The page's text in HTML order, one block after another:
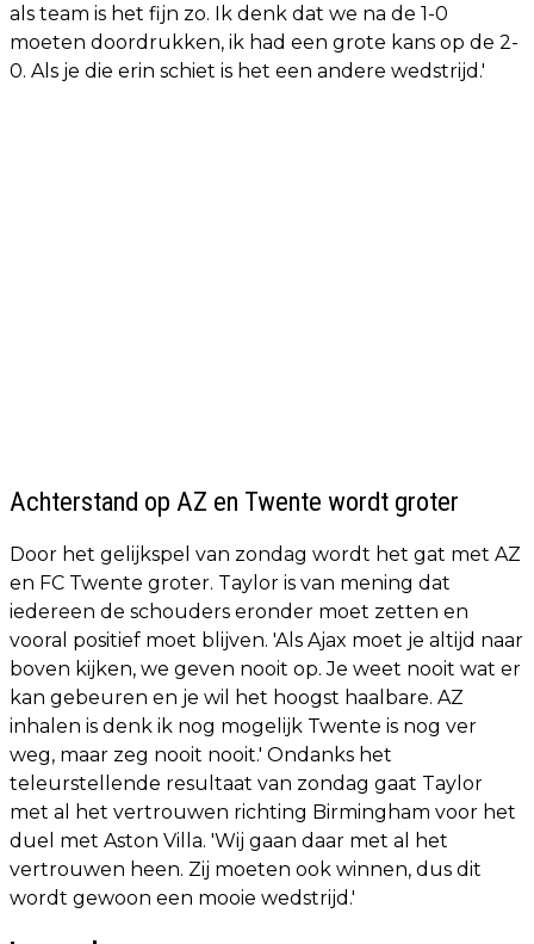
als team is het fijn zo. Ik denk dat we na de 1-0
moeten doordrukken, ik had een grote kans op de 2-
0. Als je die erin schiet is het een andere wedstrijd.'
Achterstand op AZ en Twente wordt groter
Door het gelijkspel van zondag wordt het gat met AZ
en FC Twente groter. Taylor is van mening dat
iedereen de schouders eronder moet zetten en
vooral positief moet blijven. 'Als Ajax moet je altijd naar
boven kijken, we geven nooit op. Je weet nooit wat er
kan gebeuren en je wil het hoogst haalbare. AZ
inhalen is denk ik nog mogelijk Twente is nog ver
weg, maar zeg nooit nooit.' Ondanks het
teleurstellende resultaat van zondag gaat Taylor
met al het vertrouwen richting Birmingham voor het
duel met Aston Villa. 'Wij gaan daar met al het
vertrouwen heen. Zij moeten ook winnen, dus dit
wordt gewoon een mooie wedstrijd.'